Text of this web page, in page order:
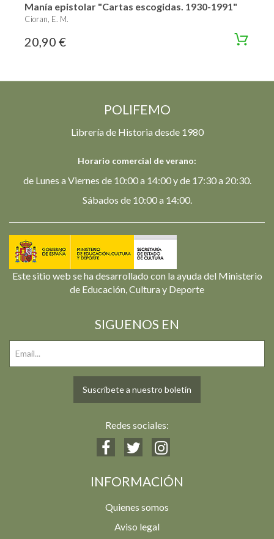
Manía epistolar "Cartas escogidas. 1930-1991"
Cioran, E. M.
20,90 €
POLIFEMO
Librería de Historia desde 1980
Horario comercial de verano:
de Lunes a Viernes de 10:00 a 14:00 y de 17:30 a 20:30.
Sábados de 10:00 a 14:00.
Este sitio web se ha desarrollado con la ayuda del Ministerio
de Educación, Cultura y Deporte
SIGUENOS EN
Suscríbete a nuestro boletín
Redes sociales:
INFORMACIÓN
Quienes somos
Aviso legal